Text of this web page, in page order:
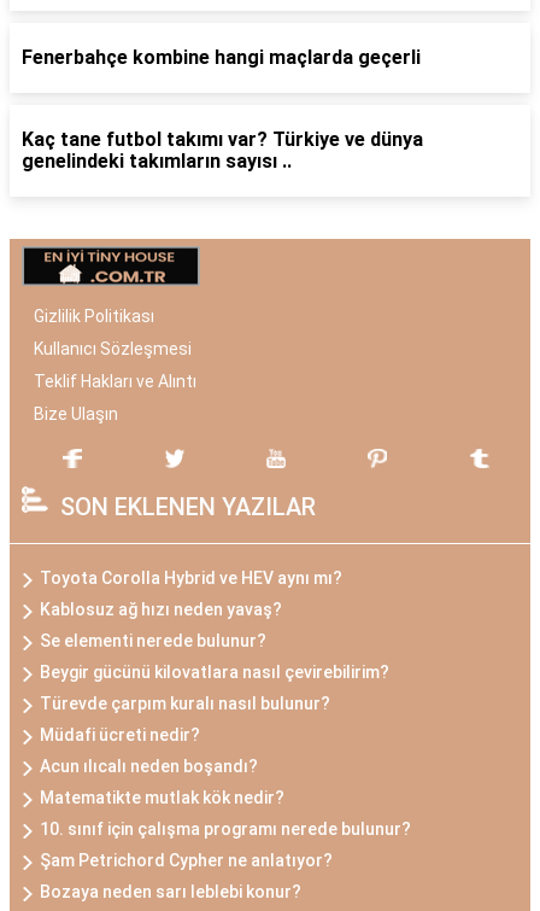
Fenerbahçe kombine hangi maçlarda geçerli
Kaç tane futbol takımı var? Türkiye ve dünya
genelindeki takımların sayısı ..
Gizlilik Politikası
Kullanıcı Sözleşmesi
Teklif Hakları ve Alıntı
Bize Ulaşın
SON EKLENEN YAZILAR
Toyota Corolla Hybrid ve HEV aynı mı?
Kablosuz ağ hızı neden yavaş?
Se elementi nerede bulunur?
Beygir gücünü kilovatlara nasıl çevirebilirim?
Türevde çarpım kuralı nasıl bulunur?
Müdafi ücreti nedir?
Acun ılıcalı neden boşandı?
Matematikte mutlak kök nedir?
10. sınıf için çalışma programı nerede bulunur?
Şam Petrichord Cypher ne anlatıyor?
Bozaya neden sarı leblebi konur?